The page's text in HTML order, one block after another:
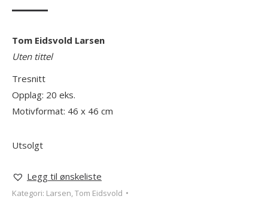
Tom Eidsvold Larsen
Uten tittel
Tresnitt
Opplag: 20 eks.
Motivformat: 46 x 46 cm
Utsolgt
Legg til ønskeliste
Kategori: Larsen, Tom Eidsvold